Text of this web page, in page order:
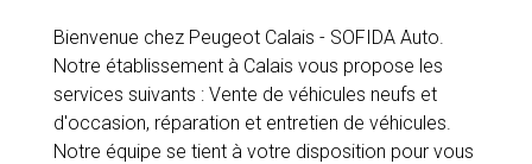
Bienvenue chez Peugeot Calais - SOFIDA Auto.
Notre établissement à Calais vous propose les
services suivants : Vente de véhicules neufs et
d'occasion, réparation et entretien de véhicules.
Notre équipe se tient à votre disposition pour vous